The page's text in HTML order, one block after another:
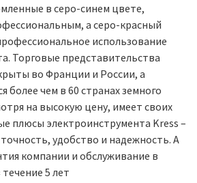
в серо-синем цвете,
а серо-красный
использование
Торговые представительства
во Франции и России, а
более чем в 60 странах земного
на высокую цену, имеет своих
плюсы электроинструмента Kress –
удобство и надежность. А
компании и обслуживание в
5 лет